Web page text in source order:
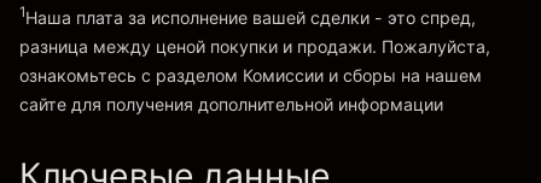
Перейти на платформу
«Комиссии и сборы»
1Наша плата за исполнение вашей сделки - это спред,
разница между ценой покупки и продажи. Пожалуйста,
ознакомьтесь с разделом Комиссии и сборы на нашем
сайте для получения дополнительной информации